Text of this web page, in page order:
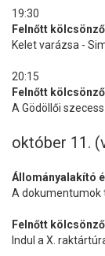
19:30
Felnőtt
Kelet varázsa -
20:15
Felnőtt
A Gödöllői
október 11.
Állományalakító
A dokumentumok
Felnőtt
Indul a X.